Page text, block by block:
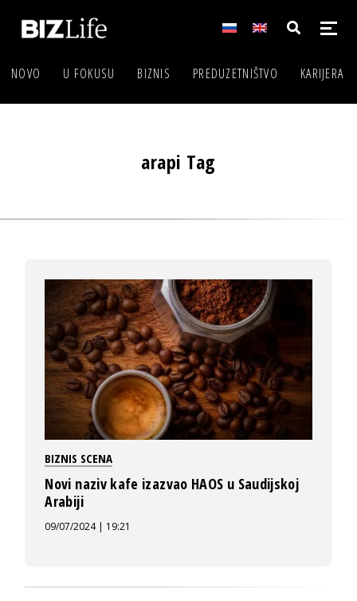
NOVO U FOKUSU BIZNIS PREDUZETNIŠTVO KARIJERA
arapi Tag
BIZNIS SCENA
Novi naziv kafe izazvao HAOS u Saudijskoj
Arabiji
09/07/2024 | 19:21